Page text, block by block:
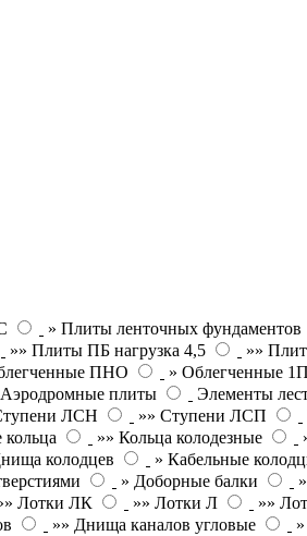
» Плиты ленточных фундаментов
»» Плиты ПБ нагрузка 4,5 »»
ПНО » Облегченные
Аэродромные плиты Элементы
ЛСН »» Ступени ЛСП
»» Кольца колодезные
колодцев » Кабельные
» Доборные балки
Лотки ЛК »» Лотки Л »»
»» Днища каналов угловые